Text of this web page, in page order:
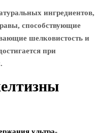
ингредиентов,
способствующие
шелковистость и
при